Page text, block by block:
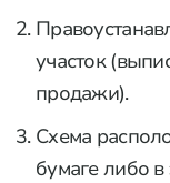
участок
продажи).
Схема
бумаге либо